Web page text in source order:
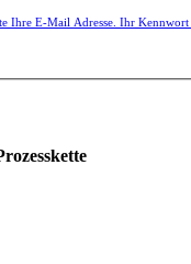
Ihre E-Mail Adresse. Ihr